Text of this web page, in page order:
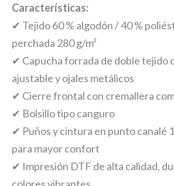
Características:
✔ Tejido 60 % algodón / 40 %
perchada 280 g/m²
✔ Capucha forrada de doble tejido
ajustable y ojales metálicos
✔ Cierre frontal con cremallera
✔ Bolsillo tipo canguro
✔ Puños y cintura en punto canalé
para mayor confort
✔ Impresión DTF de alta calidad,